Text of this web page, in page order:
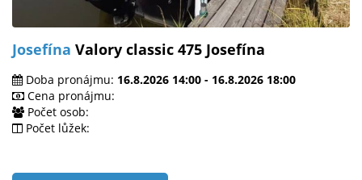
Josefína Valory classic 475 Josefína
Doba pronájmu: 16.8.2026 14:00 - 16.8.2026 18:00
Cena pronájmu:
Počet osob:
Počet lůžek: